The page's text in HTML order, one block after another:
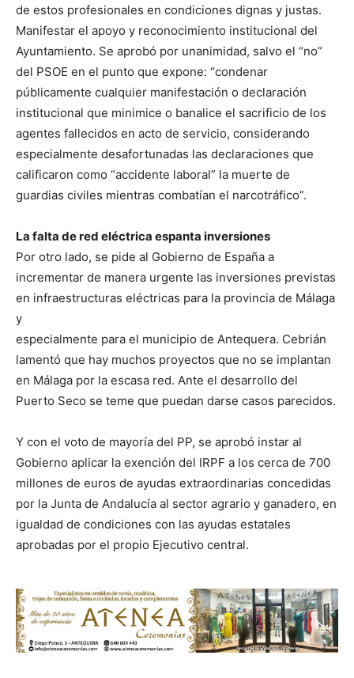
de estos profesionales en condiciones dignas y justas.
Manifestar el apoyo y reconocimiento institucional del
Ayuntamiento. Se aprobó por unanimidad, salvo el “no”
del PSOE en el punto que expone: “condenar
públicamente cualquier manifestación o declaración
institucional que minimice o banalice el sacrificio de los
agentes fallecidos en acto de servicio, considerando
especialmente desafortunadas las declaraciones que
calificaron como “accidente laboral” la muerte de
guardias civiles mientras combatían el narcotráfico”.
La falta de red eléctrica espanta inversiones
Por otro lado, se pide al Gobierno de España a
incrementar de manera urgente las inversiones previstas
en infraestructuras eléctricas para la provincia de Málaga
y
especialmente para el municipio de Antequera. Cebrián
lamentó que hay muchos proyectos que no se implantan
en Málaga por la escasa red. Ante el desarrollo del
Puerto Seco se teme que puedan darse casos parecidos.
Y con el voto de mayoría del PP, se aprobó instar al
Gobierno aplicar la exención del IRPF a los cerca de 700
millones de euros de ayudas extraordinarias concedidas
por la Junta de Andalucía al sector agrario y ganadero, en
igualdad de condiciones con las ayudas estatales
aprobadas por el propio Ejecutivo central.